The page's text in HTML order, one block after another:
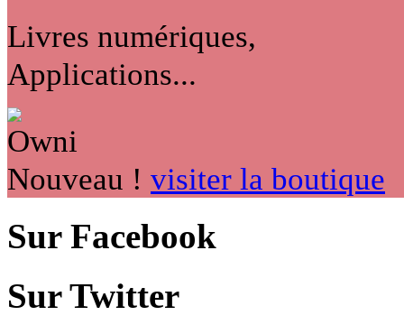
Livres numériques,
Applications...
Nouveau ! visiter la boutique
Sur Facebook
Sur Twitter